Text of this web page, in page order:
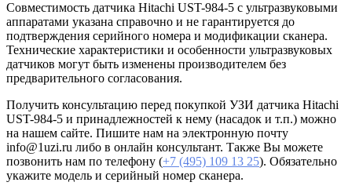
Совместимость датчика Hitachi UST-984-5 с ультразвуковыми
аппаратами указана справочно и не гарантируется до
подтверждения серийного номера и модификации сканера.
Технические характеристики и особенности ультразвуковых
датчиков могут быть изменены производителем без
предварительного согласования.
Получить консультацию перед покупкой УЗИ датчика Hitachi
UST-984-5 и принадлежностей к нему (насадок и т.п.) можно
на нашем сайте. Пишите нам на электронную почту
info@1uzi.ru либо в онлайн консультант. Также Вы можете
позвонить нам по телефону (+7 (495) 109 13 25). Обязательно
укажите модель и серийный номер сканера.